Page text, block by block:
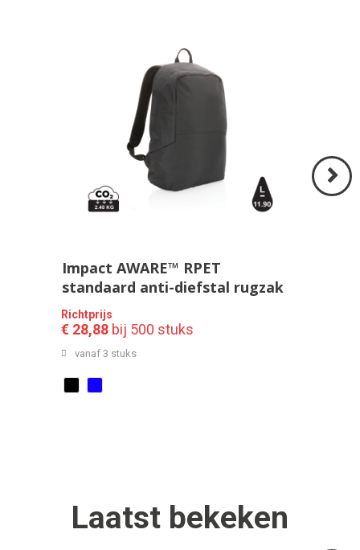
Impact AWARE™ RPET
standaard anti-diefstal rugzak
Richtprijs
€ 28,88 bij 500 stuks
vanaf 3 stuks
Laatst bekeken